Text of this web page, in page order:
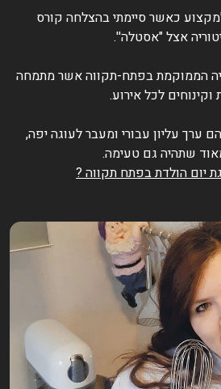
כאשר סיימתי בהצלחה קורס
אצל "אסטלה''.
הממוקמת בפתח-תקווה אשר מתמחה
וקינוחים לכל אירוע.
ערך עליון עבורי ומעבר לעוגה יפה,
שתהיה גם טעימה.
יום הולדת בפתח תקווה ?